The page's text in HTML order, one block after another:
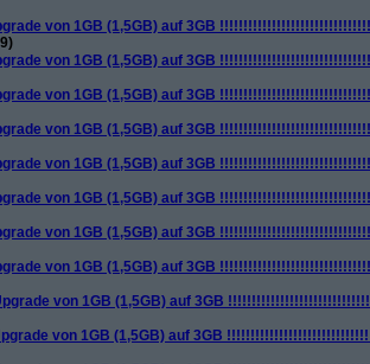
von 1GB (1,5GB) auf 3GB
von 1GB (1,5GB) auf 3GB
von 1GB (1,5GB) auf 3GB
von 1GB (1,5GB) auf 3GB
von 1GB (1,5GB) auf 3GB
von 1GB (1,5GB) auf 3GB
von 1GB (1,5GB) auf 3GB
von 1GB (1,5GB) auf 3GB
von 1GB (1,5GB) auf 3GB
von 1GB (1,5GB) auf 3GB